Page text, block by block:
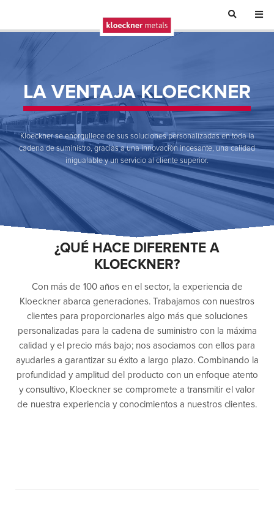
LA VENTAJA KLOECKNER
Kloeckner se enorgullece de sus soluciones personalizadas en toda la
cadena de suministro, gracias a una innovación incesante, una calidad
inigualable y un servicio al cliente superior.
¿QUÉ HACE DIFERENTE A
KLOECKNER?
Con más de 100 años en el sector, la experiencia de
Kloeckner abarca generaciones. Trabajamos con nuestros
clientes para proporcionarles algo más que soluciones
personalizadas para la cadena de suministro con la máxima
calidad y el precio más bajo; nos asociamos con ellos para
ayudarles a garantizar su éxito a largo plazo. Combinando la
profundidad y amplitud del producto con un enfoque atento
y consultivo, Kloeckner se compromete a transmitir el valor
de nuestra experiencia y conocimientos a nuestros clientes.